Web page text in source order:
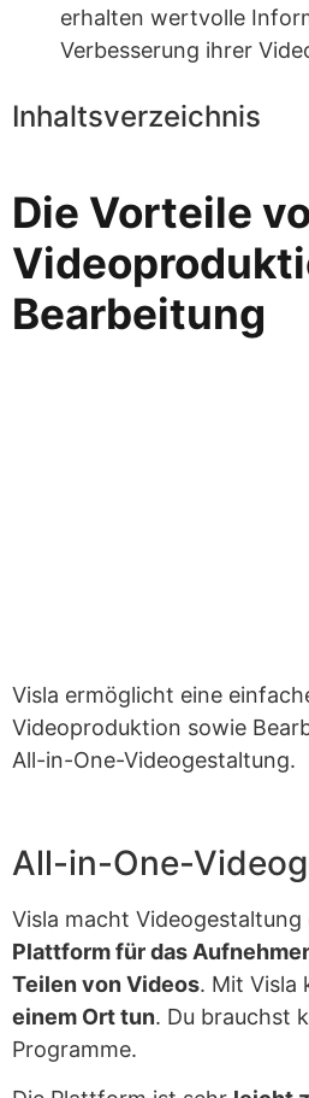
erhalten wertvolle
Verbesserung ihrer
Inhaltsverzeichnis
Die Vorteile
Bearbeitung
Visla ermöglicht eine
Videoproduktion sowie
All-in-One-Videogestaltung.
All-in-One-
Visla macht Videogestaltung
Plattform für das
Teilen von Videos. Mit Visla
einem Ort tun. Du brauchst
Programme.